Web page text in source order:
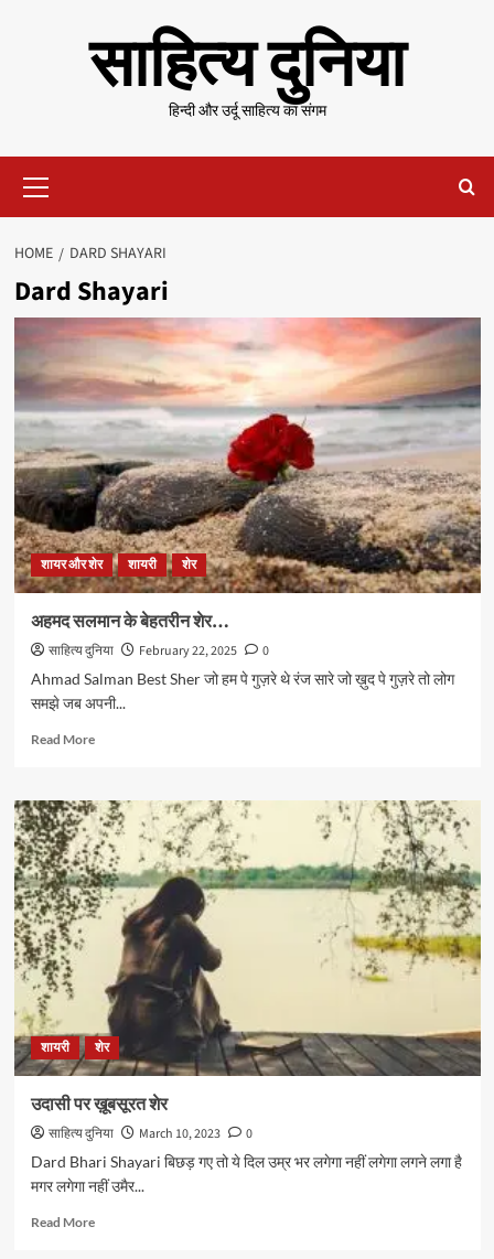
साहित्य दुनिया
हिन्दी और उर्दू साहित्य का संगम
Menu
HOME DARD SHAYARI
Dard Shayari
शायर और शेर शायरी शेर
अहमद सलमान के बेहतरीन शेर…
साहित्य दुनिया February 22, 2025
0
Ahmad Salman Best Sher जो हम पे गुज़रे थे रंज सारे जो ख़ुद पे गुज़रे तो लोग
समझे जब अपनी...
Read MoreRead
अहमद
सलमान
के
बेहतरीन
शेर…
शायरी शेर
उदासी पर ख़ूबसूरत शेर
साहित्य दुनिया March 10, 2023
0
Dard Bhari Shayari बिछड़ गए तो ये दिल उम्र भर लगेगा नहीं लगेगा लगने लगा है
मगर लगेगा नहीं उमैर...
Read MoreRead